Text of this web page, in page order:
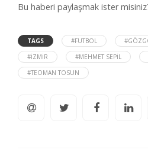
Bu haberi paylaşmak ister
TAGS #FUTBOL
#IZMIR
#MEHMET SEPIL
#TEOMAN TOSUN